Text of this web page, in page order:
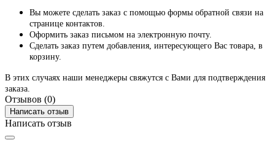
Вы можете сделать заказ с помощью формы обратной связи на
странице контактов.
Оформить заказ письмом на электронную почту.
Сделать заказ путем добавления, интересующего Вас товара, в
корзину.
В этих случаях наши менеджеры свяжутся с Вами для подтверждения
заказа.
Отзывов (0)
Написать отзыв
Написать отзыв